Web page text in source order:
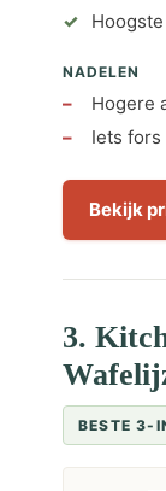
NADELEN
Hogere
Iets fors
Bekijk
3.
BESTE 3-